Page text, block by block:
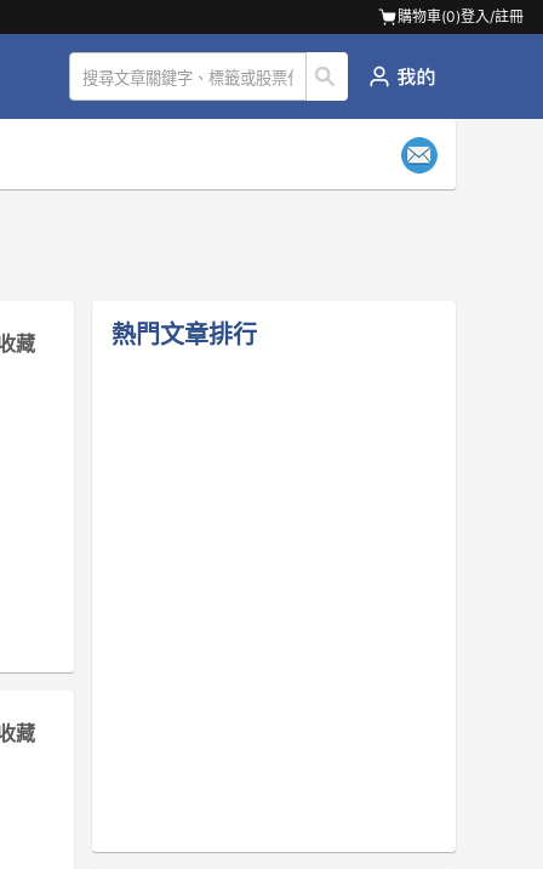
購物車(0)登入/註冊
藏
藏
熱門文章排行